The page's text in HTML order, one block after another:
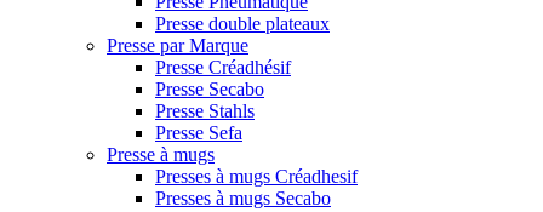
Presse double plateaux
Presse par Marque
Presse Créadhésif
Presse Secabo
Presse Stahls
Presse Sefa
Presse à mugs
Presses à mugs Créadhesif
Presses à mugs Secabo